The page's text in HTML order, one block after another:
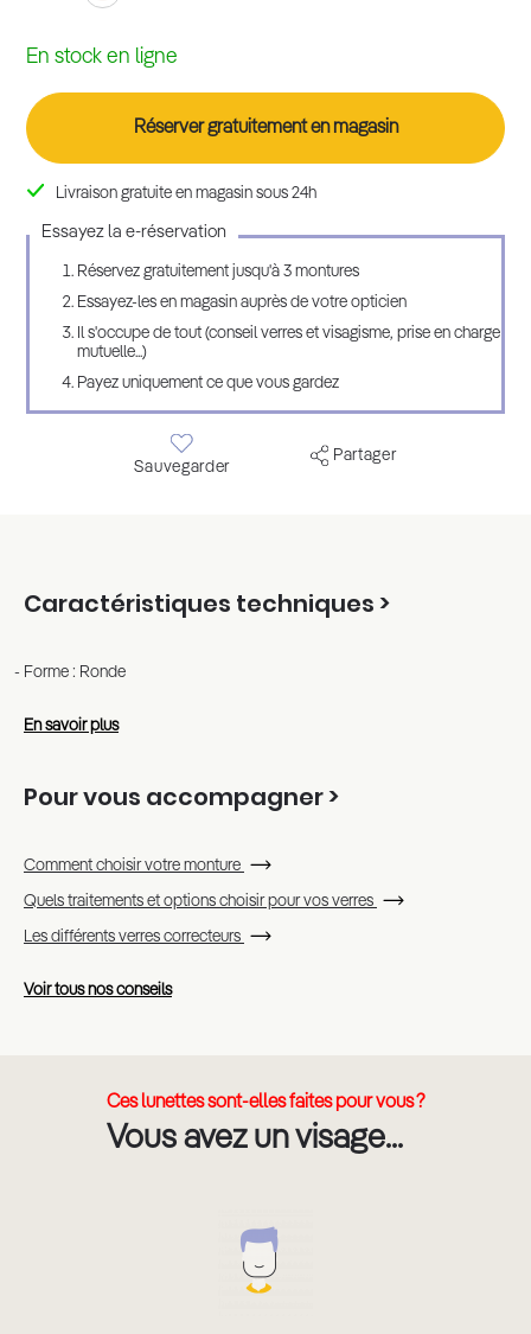
Sauvegarder
Partager
En stock en ligne
Réserver gratuitement en magasin
Livraison gratuite en magasin sous 24h
Essayez la e-réservation
Réservez gratuitement jusqu'à 3 montures
Essayez-les en magasin auprès de votre opticien
Il s'occupe de tout (conseil verres et visagisme, prise en charge
mutuelle...)
Payez uniquement ce que vous gardez
Caractéristiques techniques >
Forme : Ronde
En savoir plus
Pour vous accompagner >
Comment choisir votre monture
Quels traitements et options choisir pour vos verres
Les différents verres correcteurs
Voir tous nos conseils
Ces lunettes sont-elles faites pour vous ?
Vous avez un visage...